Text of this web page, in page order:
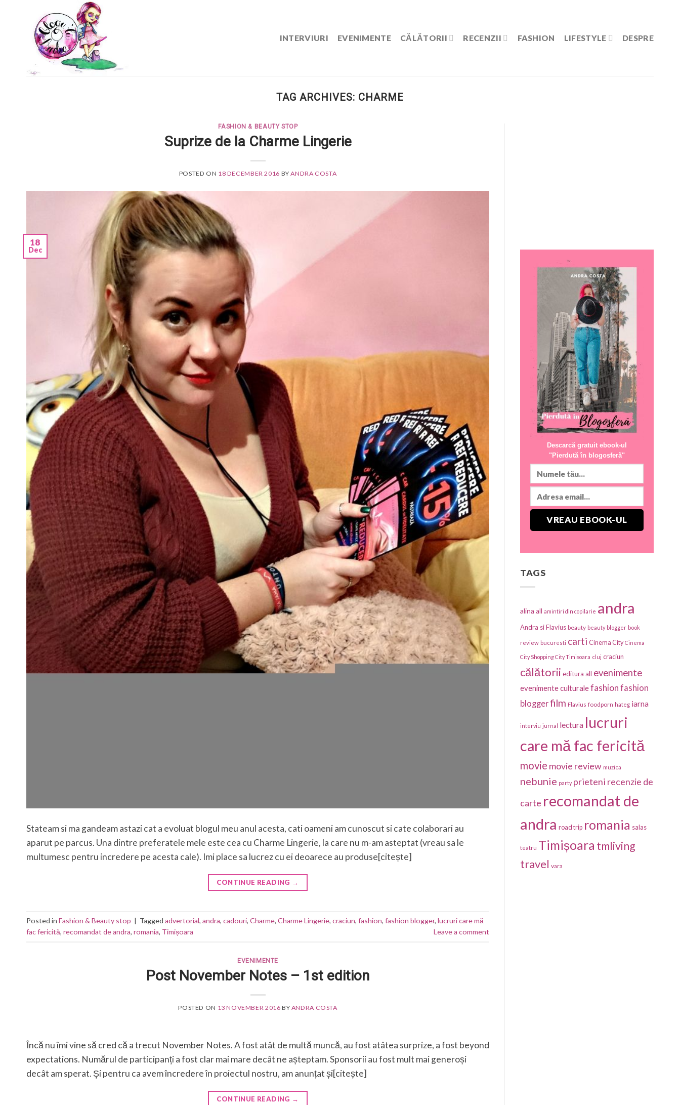
INTERVIURI EVENIMENTE CĂLĂTORII RECENZII FASHION LIFESTYLE DESPRE
TAG ARCHIVES: CHARME
FASHION & BEAUTY STOP
Suprize de la Charme Lingerie
POSTED ON 18 DECEMBER 2016 BYANDRA COSTA
18
Dec
Stateam si ma gandeam astazi cat a evoluat blogul meu anul acesta, cati oameni am cunoscut si cate colaborari au
aparut pe parcus. Una dintre preferatele mele este cea cu Charme Lingerie, la care nu m-am asteptat (vreau sa le
multumesc pentru incredere pe acesta cale). Imi place sa lucrez cu ei deoarece au produse[citește]
CONTINUE READING →
Posted in Fashion & Beauty stop | Tagged advertorial, andra, cadouri, Charme, Charme Lingerie, craciun, fashion, fashion blogger, lucruri care mă
fac fericită, recomandat de andra, romania, Timișoara Leave a comment
EVENIMENTE
Post November Notes – 1st edition
POSTED ON 13 NOVEMBER 2016 BY ANDRA COSTA
Încă nu îmi vine să cred că a trecut November Notes. A fost atât de multă muncă, au fost atâtea surprize, a fost beyond
expectations. Numărul de participanți a fost clar mai mare decât ne așteptam. Sponsorii au fost mult mai generoși
decât am sperat. Și pentru ca avem încredere în proiectul nostru, am anunțat și[citește]
CONTINUE READING →
Descarcă gratuit ebook-ul
"Pierdută în blogosferă"
TAGS
alina all amintiri din copilarie andra
Andra si Flavius beauty beauty blogger book
review bucuresti carti Cinema City Cinema
City Shopping City Timisoara cluj craciun
călătorii editura all evenimente
evenimente culturalefashion fashion
bloggerfilm Flavius foodporn hateg iarna
interviu jurnal lectura lucruri
care mă fac fericită
movie movie review muzica
nebunie party prieteni recenzie de
carte recomandat de
andra road trip romania salas
teatru Timișoara tmliving
travel vara